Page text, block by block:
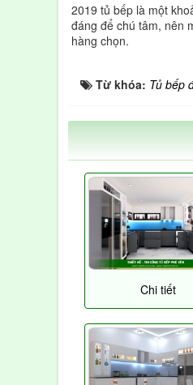
2019 tủ bếp là một
đáng để chú tâm, nên
hàng chọn.
Từ khóa: Tủ bếp
Chi tiết